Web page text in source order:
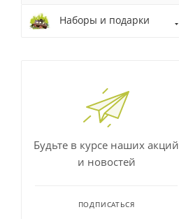
Наборы и подарки
Будьте в курсе наших акций
и новостей
ПОДПИСАТЬСЯ